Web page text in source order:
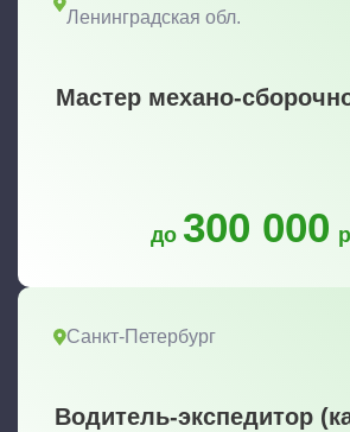
Ленинградская обл.
Мастер механо-
до 300 000
Санкт-Петербург
Водитель-экспедитор